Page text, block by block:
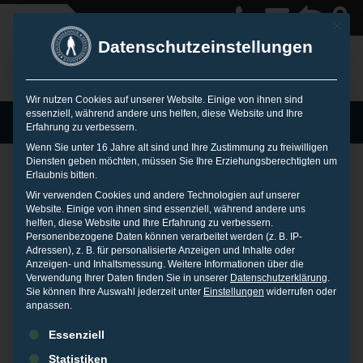
MENU
Gefälschte
Bewertung erkennen
29. AUGUST 2019 PRESSEARCHIV
Eine gefälschte Bewertung erkennen ist möglich, wenn man
Mit
Datenschutzeinstellungen
Wir nutzen Cookies auf unserer Website. Einige von ihnen sind
essenziell, während andere uns helfen, diese Website und Ihre
Erfahrung zu verbessern.
Wenn Sie unter 16 Jahre alt sind und Ihre Zustimmung zu freiwilligen
Diensten geben möchten, müssen Sie Ihre Erziehungsberechtigten um
Erlaubnis bitten.
Wir verwenden Cookies und andere Technologien auf unserer
Website. Einige von ihnen sind essenziell, während andere uns
helfen, diese Website und Ihre Erfahrung zu verbessern.
Personenbezogene Daten können verarbeitet werden (z. B. IP-
Adressen), z. B. für personalisierte Anzeigen und Inhalte oder
Anzeigen- und Inhaltsmessung. Weitere Informationen über die
Verwendung Ihrer Daten finden Sie in unserer Datenschutzerklärung.
Sie können Ihre Auswahl jederzeit unter Einstellungen widerrufen oder
anpassen.
Es folgt eine Liste der Service-Gruppen, für die eine
Essenziell
Statistiken